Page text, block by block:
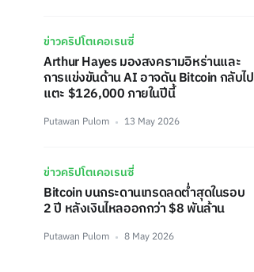
ข่าวคริปโตเคอเรนซี่
Arthur Hayes มองสงครามอิหร่านและ
การแข่งขันด้าน AI อาจดัน Bitcoin กลับไป
แตะ $126,000 ภายในปีนี้
Putawan Pulom 13 May 2026
ข่าวคริปโตเคอเรนซี่
Bitcoin บนกระดานเทรดลดต่ำสุดในรอบ
2 ปี หลังเงินไหลออกกว่า $8 พันล้าน
Putawan Pulom 8 May 2026